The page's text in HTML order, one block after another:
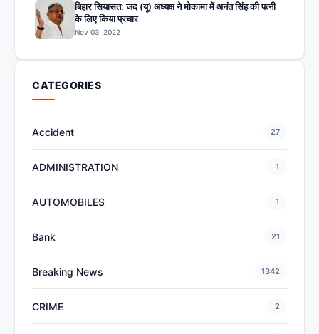
बिहार सियासत: जद (यू) अध्यक्ष ने मोकामा में अनंत सिंह की पत्नी
के लिए किया प्रचार
Nov 03, 2022
CATEGORIES
Accident 27
ADMINISTRATION 1
AUTOMOBILES 1
Bank 21
Breaking News 1342
CRIME 2